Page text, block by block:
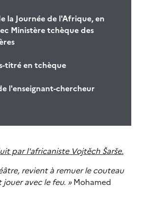
la Journée de l'Afrique, en
Ministère tchèque des
titré en tchèque
l'enseignant-chercheur
par l'africaniste Vojtěch Šarše.
revient à remuer le couteau
jouer avec le feu. »Mohamed